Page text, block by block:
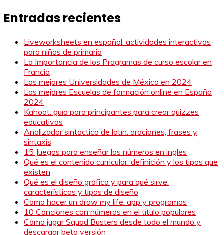
Entradas recientes
Liveworksheets en español: actividades interactivas
para niños de primaria
La Importancia de los Programas de curso escolar en
Francia
Las mejores Universidades de México en 2024
Las mejores Escuelas de formación online en España
2024
Kahoot: guía para principantes para crear quizzes
educativos
Analizador sintactico de latín: oraciones, frases y
sintaxis
15 Juegos para enseñar los números en inglés
Qué es el contenido curricular: definición y los tipos que
existen
Qué es el diseño gráfico y para qué sirve:
características y tipos de diseño
Como hacer un draw my life: app y programas
10 Canciones con números en el título populares
Cómo jugar Squad Busters desde todo el mundo y
descargar beta versión